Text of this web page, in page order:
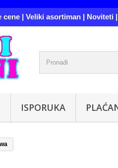
| Veliki asortiman | Noviteti
ISPORUKA